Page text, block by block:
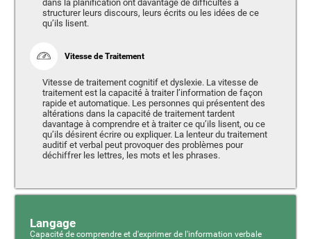
dans la planification ont davantage de difficultés à
structurer leurs discours, leurs écrits ou les idées de ce
qu’ils lisent.
Vitesse de Traitement
Vitesse de traitement cognitif et dyslexie. La vitesse de
traitement est la capacité à traiter l’information de façon
rapide et automatique. Les personnes qui présentent des
altérations dans la capacité de traitement tardent
davantage à comprendre et à traiter ce qu’ils lisent, ou ce
qu’ils désirent écrire ou expliquer. La lenteur du traitement
auditif et verbal peut provoquer des problèmes pour
déchiffrer les lettres, les mots et les phrases.
Langage
Capacité de comprendre et d'exprimer de l'information verbale